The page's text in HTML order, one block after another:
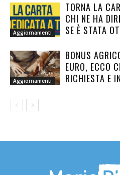
Aggiornamenti
TORNA LA
CHI NE HA
SE È STATA
Aggiornamenti
BONUS
EURO, ECCO
RICHIESTA E